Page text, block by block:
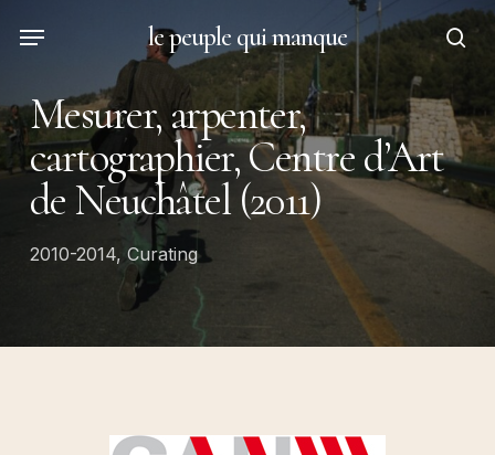
content
le peuple qui manque
Menu
Mesurer, arpenter,
cartographier, Centre d’Art
de Neuchâtel (2011)
2010-2014,Curating